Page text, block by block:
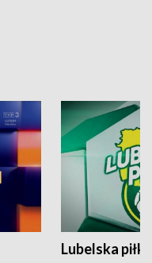
Lubelska piłka